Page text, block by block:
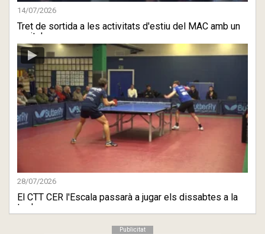
14/07/2026
Tret de sortida a les activitats d'estiu del MAC amb un
recital ...
28/07/2026
El CTT CER l'Escala passarà a jugar els dissabtes a la
tarda
Publicitat